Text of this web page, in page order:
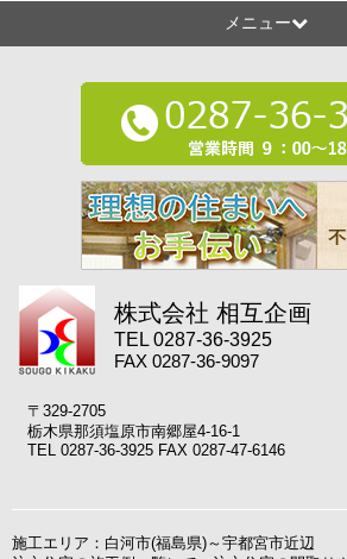
メニュー
株式会社 相互企画
TEL 0287-36-3925
FAX 0287-36-9097
〒329-2705
栃木県那須塩原市南郷屋4-16-1
TEL 0287-36-3925 FAX 0287-47-6146
施工エリア：白河市(福島県)～宇都宮市近辺